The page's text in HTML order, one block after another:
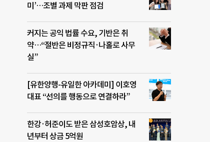
미’…조별 과제 막판 점검
커지는 공익 법률 수요, 기반은 취
약…“절반은 비정규직·나홀로 사무
실”
[유한양행-유일한 아카데미] 이호영
대표 “선의를 행동으로 연결하라”
한강·허준이도 받은 삼성호암상, 내
년부터 상금 5억원